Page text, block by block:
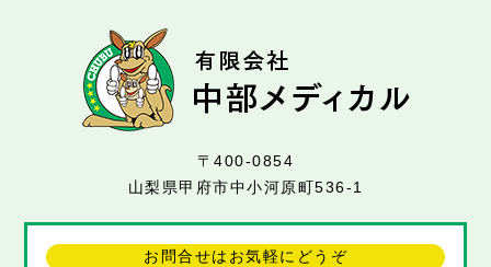
〒400-0854
山梨県甲府市中小河原町536-1
お問合せはお気軽にどうぞ